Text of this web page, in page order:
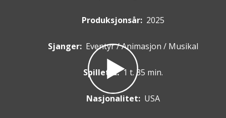
Produksjonsår: 2025
Sjanger: Eventyr / Animasjon / Musikal
Spilletid: 1 t. 35 min.
Nasjonalitet: USA